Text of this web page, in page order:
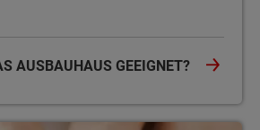
AUSBAUHAUS GEEIGNET?